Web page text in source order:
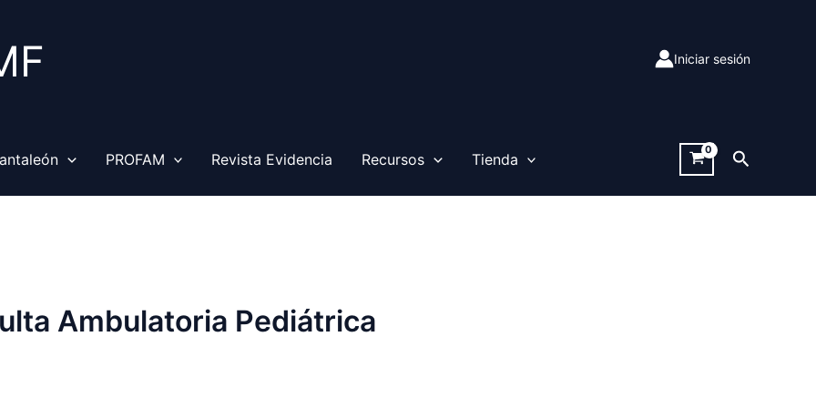
Iniciar sesión
PROFAM Revista Evidencia Recursos Tienda Buscar
Ambulatoria Pediátrica